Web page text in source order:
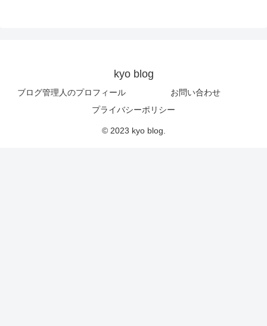
kyo blog
ブログ管理人のプロフィール
お問い合わせ
プライバシーポリシー
© 2023 kyo blog.